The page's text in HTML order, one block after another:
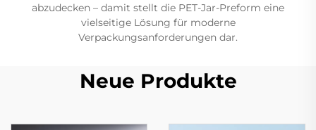
abzudecken – damit stellt die PET-Jar-Preform eine
vielseitige Lösung für moderne
Verpackungsanforderungen dar.
Neue Produkte